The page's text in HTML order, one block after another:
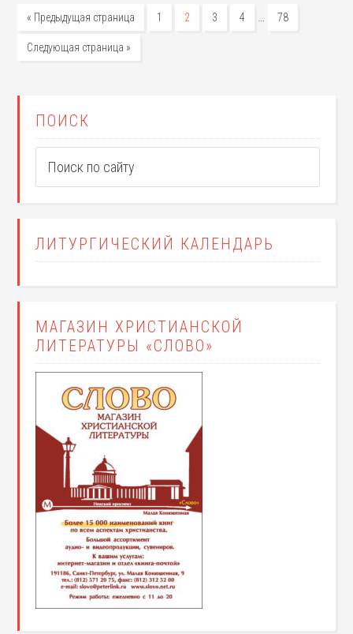
« Предыдущая страница 1 2 3 4 … 78
Следующая страница »
ПОИСК
ЛИТУРГИЧЕСКИЙ КАЛЕНДАРЬ
МАГАЗИН ХРИСТИАНСКОЙ
ЛИТЕРАТУРЫ «СЛОВО»